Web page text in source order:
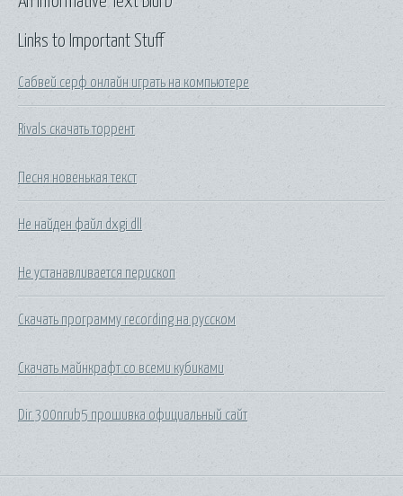
Links to Important Stuff
Сабвей серф онлайн играть на компьютере
Rivals скачать торрент
Песня новенькая текст
Не найден файл dxgi dll
Не устанавливается перископ
Скачать программу recording на русском
Скачать майнкрафт со всеми кубиками
Dir 300nrub5 прошивка официальный сайт